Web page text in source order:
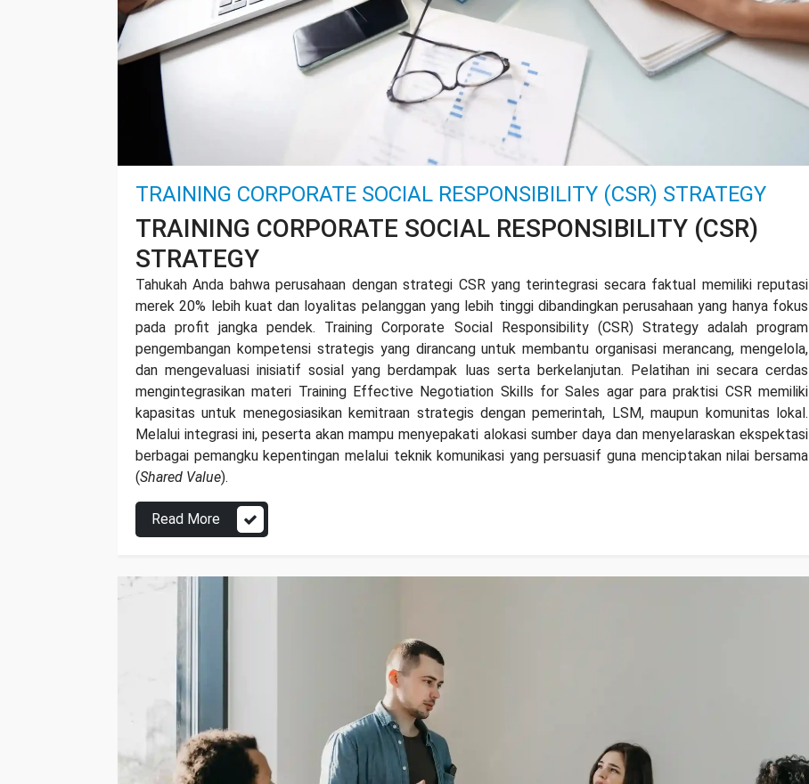
TRAINING CORPORATE SOCIAL RESPONSIBILITY (CSR) STRATEGY
TRAINING CORPORATE SOCIAL RESPONSIBILITY (CSR)
STRATEGY
Tahukah Anda bahwa perusahaan dengan strategi CSR yang terintegrasi secara faktual memiliki reputasi
merek 20% lebih kuat dan loyalitas pelanggan yang lebih tinggi dibandingkan perusahaan yang hanya fokus
pada profit jangka pendek. Training Corporate Social Responsibility (CSR) Strategy adalahprogram
pengembangan kompetensi strategis yang dirancang untuk membantu organisasi merancang, mengelola,
dan mengevaluasi inisiatif sosial yang berdampak luas serta berkelanjutan. Pelatihan ini secara cerdas
mengintegrasikan materi Training Effective Negotiation Skills for Sales agar para praktisi CSR memiliki
kapasitas untuk menegosiasikan kemitraan strategis dengan pemerintah, LSM, maupun komunitas lokal.
Melalui integrasi ini, peserta akan mampu menyepakati alokasi sumber daya dan menyelaraskan ekspektasi
berbagai pemangku kepentingan melalui teknik komunikasi yang persuasif guna menciptakan nilai bersama
(Shared Value).
Read More